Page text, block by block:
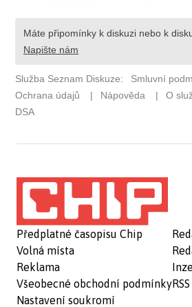
Předplatné časopisu Chip
Volná místa
Reklama
Všeobecné obchodní podmínky
Nastavení soukromí
RSS